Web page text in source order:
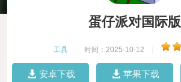
蛋仔派对国际版
工具 时间：2025-10-12
安卓下载 苹果下载